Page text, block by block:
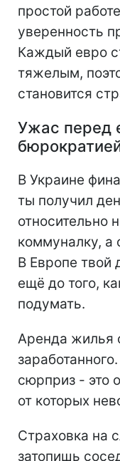
простой
уверенность
Каждый евро
тяжелым,
становится
Ужас перед
В Украине
ты получил
относительно
коммуналку, а
В Европе твой
ещё до того,
подумать.
Аренда жилья
сюрприз - это
от которых
Страховка на
затопишь